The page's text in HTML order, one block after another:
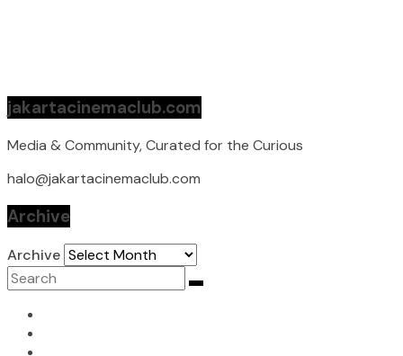
jakartacinemaclub.com
Media & Community, Curated for the Curious
halo@jakartacinemaclub.com
Archive
Archive